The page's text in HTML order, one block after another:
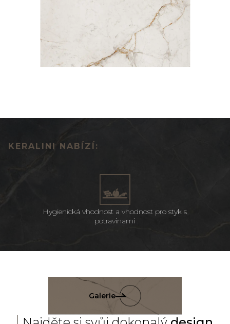
KERALINI NABÍZÍ:
Hygienická vhodnost a vhodnost pro styk s
potravinami
Galerie